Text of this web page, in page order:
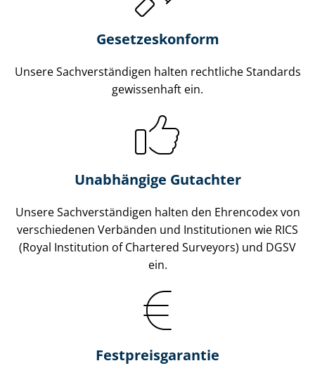
Gesetzes­konform
Unsere Sach­ver­stän­di­gen halten rechtliche Standards
gewissenhaft ein.
Unabhängige Gutachter
Unsere Sach­ver­stän­di­gen halten den Ehrencodex von
verschiedenen Verbänden und Institutionen wie RICS
(Royal Institution of Chartered Surveyors) und DGSV
ein.
Festpreis​garantie